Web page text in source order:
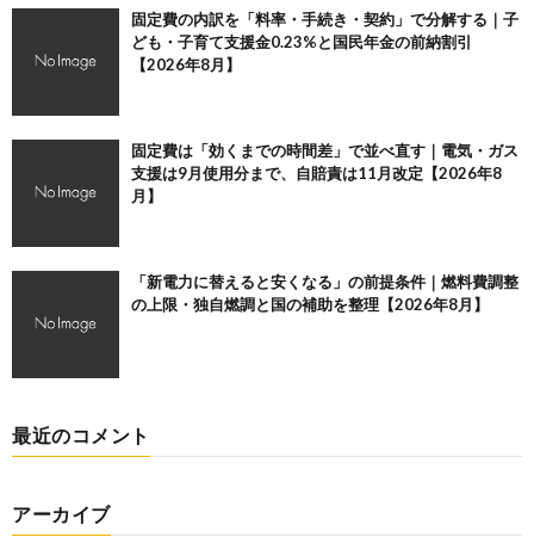
固定費の内訳を「料率・手続き・契約」で分解する｜子
ども・子育て支援金0.23%と国民年金の前納割引
【2026年8月】
固定費は「効くまでの時間差」で並べ直す｜電気・ガス
支援は9月使用分まで、自賠責は11月改定【2026年8
月】
「新電力に替えると安くなる」の前提条件｜燃料費調整
の上限・独自燃調と国の補助を整理【2026年8月】
最近のコメント
アーカイブ